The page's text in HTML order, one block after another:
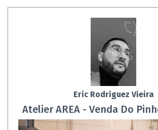
Eric Rodriguez Vieira
Atelier AREA - Venda Do